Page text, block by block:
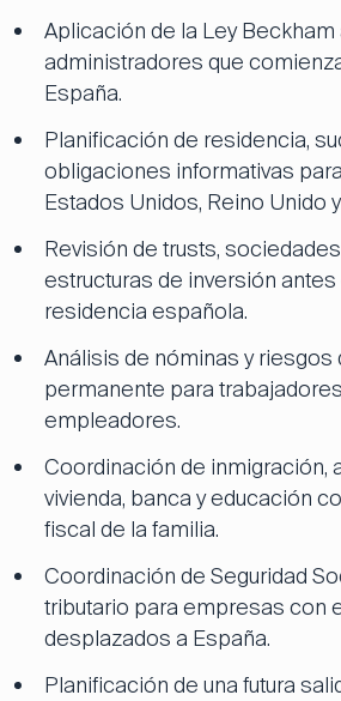
Aplicación de la Ley Beckham
administradores que
España.
Planificación de residencia,
obligaciones informativas
Estados Unidos, Reino Unido
Revisión de trusts,
estructuras de inversión
residencia española.
Análisis de nóminas y
permanente para
empleadores.
Coordinación de inmigración,
vivienda, banca y educación
fiscal de la familia.
Coordinación de Seguridad
tributario para empresas con
desplazados a España.
Planificación de una futura